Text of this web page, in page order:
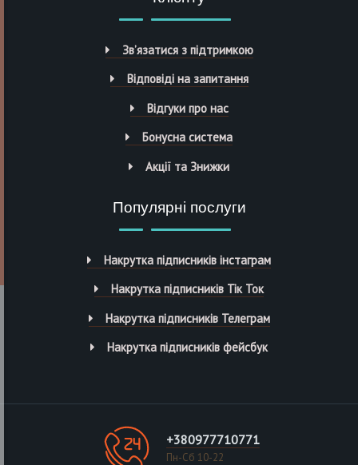
Зв’язатися з підтримкою
Відповіді на запитання
Відгуки про нас
Бонусна система
Акції та Знижки
Популярні послуги
Накрутка підписників інстаграм
Накрутка підписників Тік Ток
Накрутка підписників Телеграм
Накрутка підписників фейсбук
+380977710771
Пн-Сб 10-22